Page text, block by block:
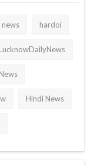
news hardoi
LucknowDailyNews
Hindi News